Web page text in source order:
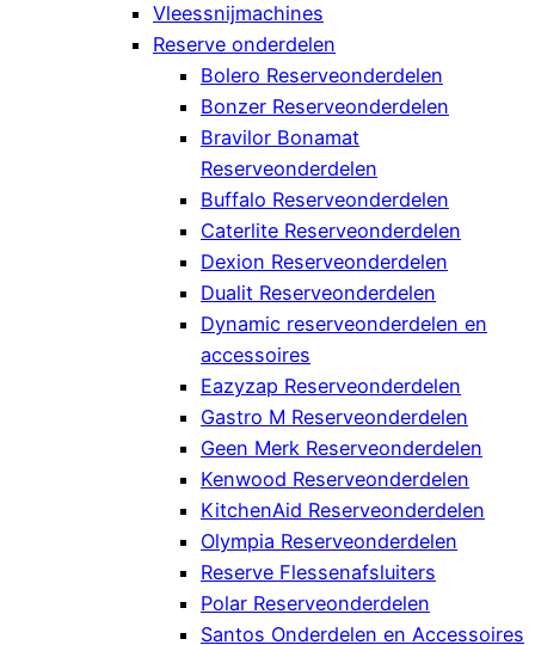
Vleessnijmachines
Reserve onderdelen
Bolero Reserveonderdelen
Bonzer Reserveonderdelen
Bravilor Bonamat
Reserveonderdelen
Buffalo Reserveonderdelen
Caterlite Reserveonderdelen
Dexion Reserveonderdelen
Dualit Reserveonderdelen
Dynamic reserveonderdelen en
accessoires
Eazyzap Reserveonderdelen
Gastro M Reserveonderdelen
Geen Merk Reserveonderdelen
Kenwood Reserveonderdelen
KitchenAid Reserveonderdelen
Olympia Reserveonderdelen
Reserve Flessenafsluiters
Polar Reserveonderdelen
Santos Onderdelen en Accessoires